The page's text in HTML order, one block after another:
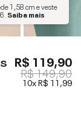
1,58 cme veste
Saiba mais
R$ 119,90
R$ 149,90
10xR$ 11,99